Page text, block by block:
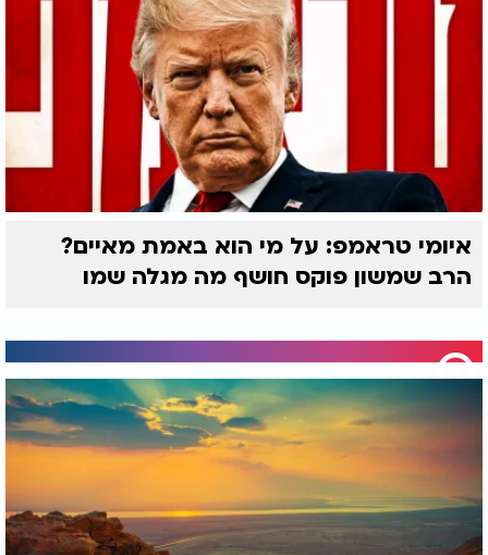
איומי טראמפ: על מי הוא באמת מאיים?
הרב שמשון פוקס חושף מה מגלה שמו